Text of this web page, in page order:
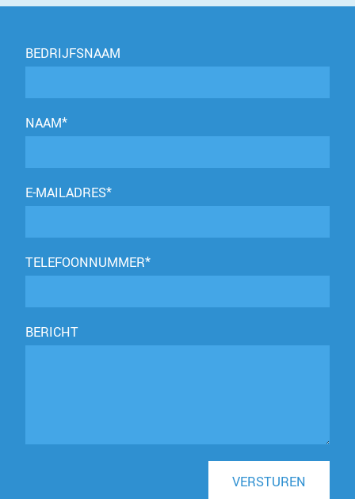
BEDRIJFSNAAM
NAAM*
E-MAILADRES*
TELEFOONNUMMER*
BERICHT
VERSTUREN